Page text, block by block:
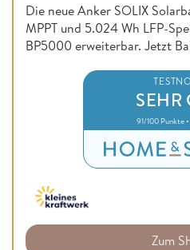
Die neue Anker SOLIX
MPPT und 5.024 Wh LFP-
BP5000 erweiterbar. Jetzt
SEHR
91/100 Punkte
Zum